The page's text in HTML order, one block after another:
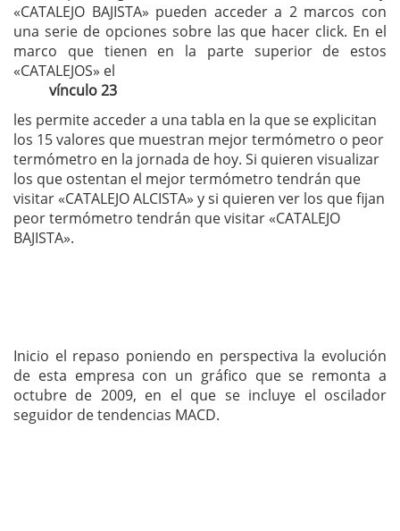
«CATALEJO BAJISTA» pueden acceder a 2 marcos con
una serie de opciones sobre las que hacer click. En el
marco que tienen en la parte superior de estos
«CATALEJOS» el
vínculo 23
les permite acceder a una tabla en la que se explicitan
los 15 valores que muestran mejor termómetro o peor
termómetro en la jornada de hoy. Si quieren visualizar
los que ostentan el mejor termómetro tendrán que
visitar «CATALEJO ALCISTA» y si quieren ver los que fijan
peor termómetro tendrán que visitar «CATALEJO
BAJISTA».
Inicio el repaso poniendo en perspectiva la evolución
de esta empresa con un gráfico que se remonta a
octubre de 2009, en el que se incluye el oscilador
seguidor de tendencias MACD.